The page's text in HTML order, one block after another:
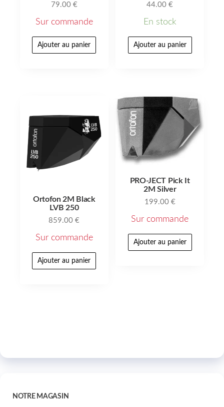
79.00 €
Sur commande
Ajouter au panier
44.00€
En stock
Ajouter au panier
Ortofon 2M Black
LVB 250
859.00€
Sur commande
Ajouter au panier
PRO-JECT Pick It
2M Silver
199.00 €
Sur commande
Ajouter au panier
NOTRE MAGASIN